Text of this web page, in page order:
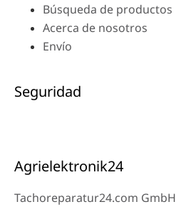
Búsqueda de productos
Acerca de nosotros
Envío
Seguridad
Agrielektronik24
Tachoreparatur24.com GmbH